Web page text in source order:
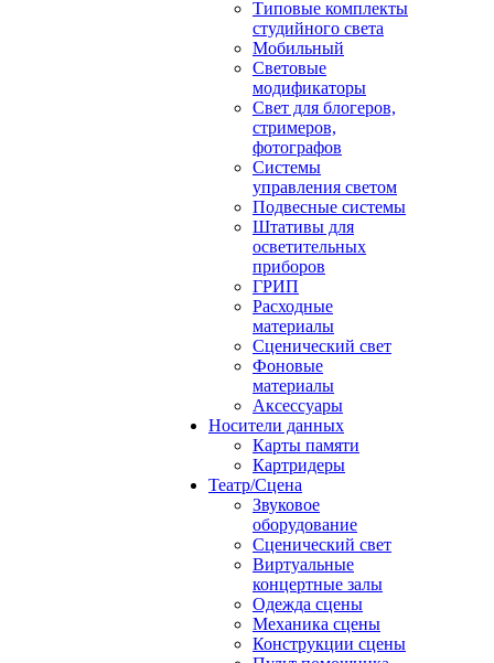
Типовые комплекты
студийного света
Мобильный
Световые
модификаторы
Свет для блогеров,
стримеров,
фотографов
Системы
управления светом
Подвесные системы
Штативы для
осветительных
приборов
ГРИП
Расходные
материалы
Сценический свет
Фоновые
материалы
Аксессуары
Носители данных
Карты памяти
Картридеры
Театр/Сцена
Звуковое
оборудование
Сценический свет
Виртуальные
концертные залы
Одежда сцены
Механика сцены
Конструкции сцены